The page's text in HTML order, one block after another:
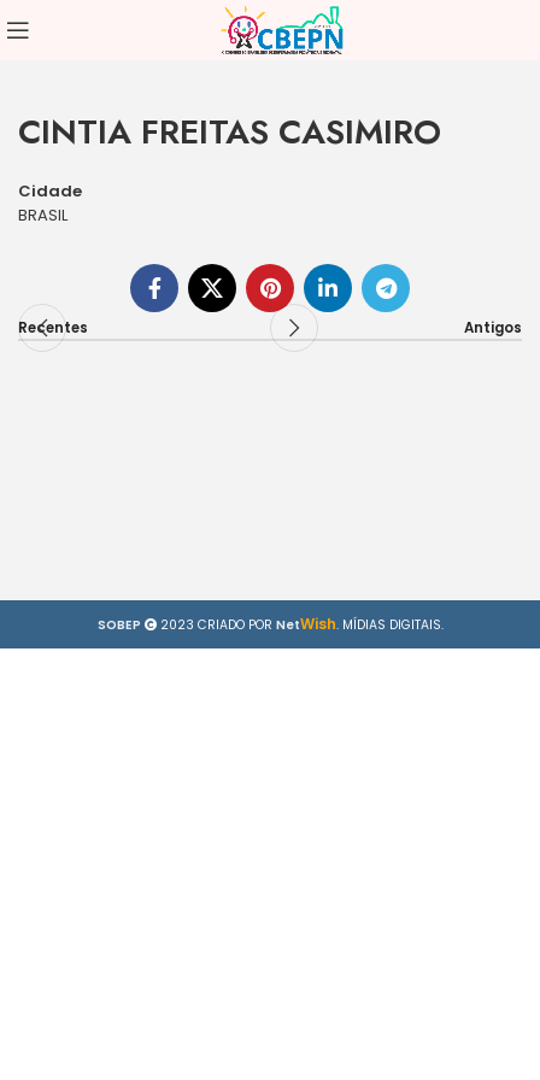
CINTIA FREITAS CASIMIRO
Cidade
BRASIL
Recentes Antigos
SOBEP 2023 CRIADO POR NetWish. MÍDIAS DIGITAIS.